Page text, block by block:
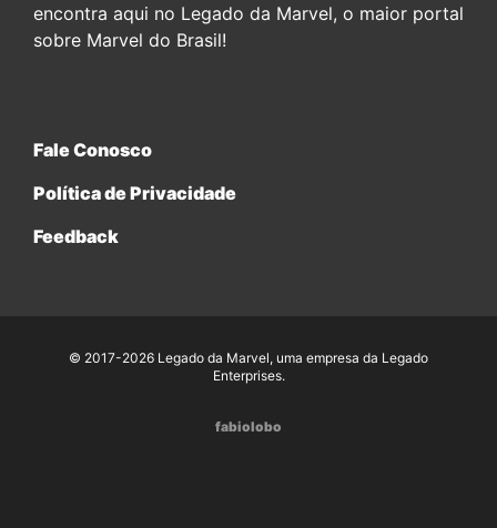
encontra aqui no Legado da Marvel, o maior portal
sobre Marvel do Brasil!
Fale Conosco
Política de Privacidade
Feedback
© 2017-2026 Legado da Marvel, uma empresa da Legado
Enterprises.
fabiolobo